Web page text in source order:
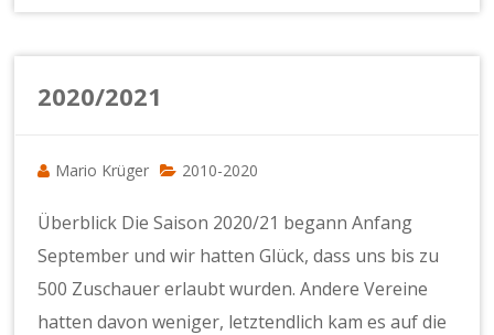
2020/2021
Mario Krüger 2010-2020
Überblick Die Saison 2020/21 begann Anfang
September und wir hatten Glück, dass uns bis zu
500 Zuschauer erlaubt wurden. Andere Vereine
hatten davon weniger, letztendlich kam es auf die